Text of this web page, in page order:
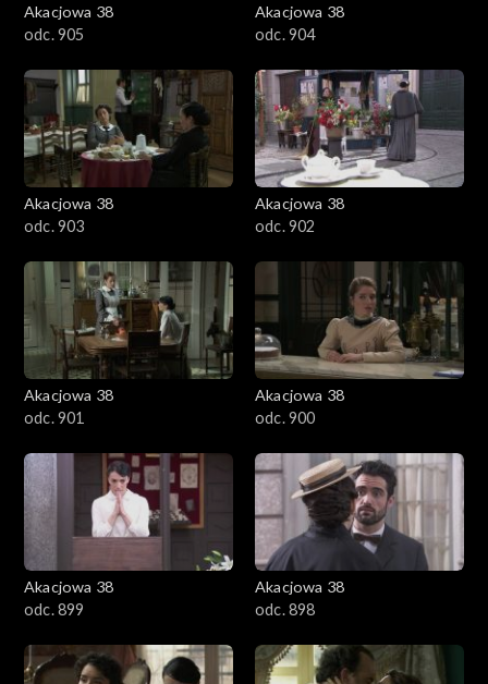
Akacjowa 38
odc. 905
Akacjowa 38
odc. 904
Akacjowa 38
odc. 903
Akacjowa 38
odc. 902
Akacjowa 38
odc. 901
Akacjowa 38
odc. 900
Akacjowa 38
odc. 899
Akacjowa 38
odc. 898